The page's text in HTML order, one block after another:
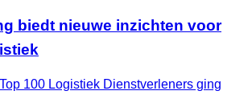
biedt nieuwe inzichten voor
100 Logistiek Dienstverleners ging